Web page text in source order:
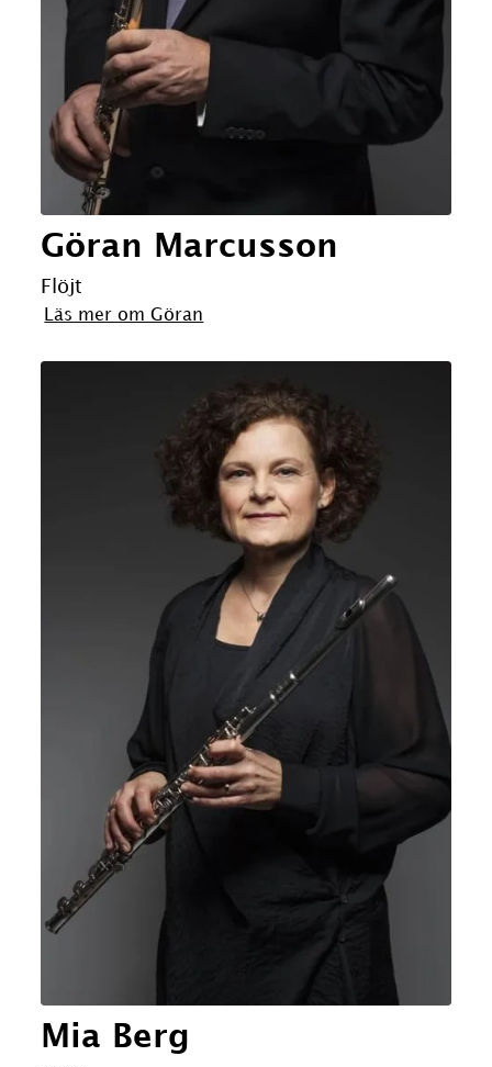
Göran Marcusson
Flöjt
Läs mer om Göran
Mia Berg